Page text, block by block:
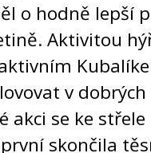
o hodně lepší
Aktivitou
v dobrých
akci se ke
skončila